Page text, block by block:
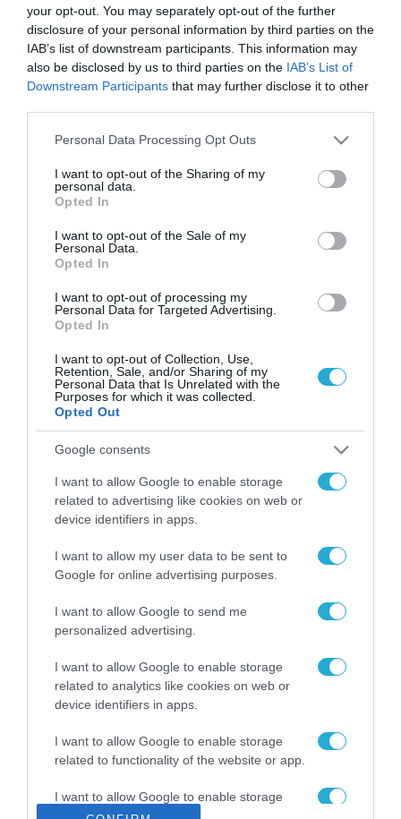
your opt-out. You may separately opt-out of the further
disclosure of your personal information by third parties on the
IAB’s list of downstream participants. This information may
also be disclosed by us to third parties on the IAB’s List of
Downstream Participants that may further disclose it to other
Please note that this website/app uses one or more Google
not limited to your visit or usage behaviour. You may click to
grant or deny consent to Google and its third-party tags to
use your data for below specified purposes in below Google
consent section.
Personal Data Processing Opt Outs
I want to opt-out of the Sharing of my
personal data.
Opted In
I want to opt-out of the Sale of my
Personal Data.
Opted In
I want to opt-out of processing my
Personal Data for Targeted Advertising.
Opted In
I want to opt-out of Collection, Use,
Retention, Sale, and/or Sharing of my
Personal Data that Is Unrelated with the
Purposes for which it was collected.
Opted Out
Google consents
I want to allow Google to enable storage
related to advertising like cookies on web or
device identifiers in apps.
I want to allow my user data to be sent to
Google for online advertising purposes.
I want to allow Google to send me
personalized advertising.
I want to allow Google to enable storage
related to analytics like cookies on web or
device identifiers in apps.
I want to allow Google to enable storage
related to functionality of the website or app.
I want to allow Google to enable storage
related to personalization.
ΡΟΗ ΕΙΔΗΣΕΩΝ
Το χρηματοδοτούμενο
από την ΕΕ έργο “The
Gaming Police”
ενισχύει την ασφάλεια
των παιδιών στο
διαδίκτυο
31.07.2026
ΑΑΔΕ: Διευκρινίσεις
για τα πρόστιμα σε
αφορούν τους ΦΗΜ
Σ. Καλαφάτης: «Η
Τεχνητή Νοημοσύνη
δεν είναι απλώς μια
μια νέα βιομηχανική
επανάσταση»
Νέος οδηγός του ΕΚΤ
των ελληνικών